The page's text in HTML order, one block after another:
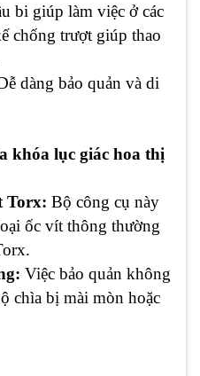
bi giúp làm việc ở các
chống trượt giúp thao
dàng bảo quản và di
khóa lục giác hoa thị
Torx: Bộ công cụ này
ốc vít thông thường
Việc bảo quản không
chìa bị mài mòn hoặc